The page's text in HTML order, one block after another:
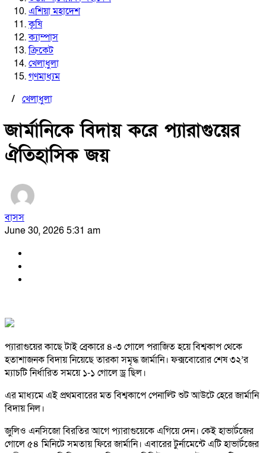
এশিয়া মহাদেশ
কৃষি
ক্যাম্পাস
ক্রিকেট
খেলাধুলা
গণমাধ্যম
/ খেলাধুলা
জার্মানিকে বিদায় করে প্যারাগুয়ের
ঐতিহাসিক জয়
বাসস
June 30, 2026 5:31 am
প্যারাগুয়ের কাছে টাই ব্রেকারে ৪-৩ গোলে পরাজিত হয়ে বিশ্বকাপ থেকে
হতাশাজনক বিদায় নিয়েছে তারকা সমৃদ্ধ জার্মানি। ফক্সবোরোর শেষ ৩২’র
ম্যাচটি নির্ধারিত সময়ে ১-১ গোলে ড্র ছিল।
এর মাধ্যমে এই প্রথমবারের মত বিশ্বকাপে পেনাল্টি শুট আউটে হেরে জার্মানি
বিদায় নিল।
জুলিও এনসিজো বিরতির আগে প্যারাগুয়েকে এগিয়ে দেন। কেই হাভার্টজের
গোলে ৫৪ মিনিটে সমতায় ফিরে জার্মানি। এবারের টুর্নামেন্টে এটি হাভার্টজের